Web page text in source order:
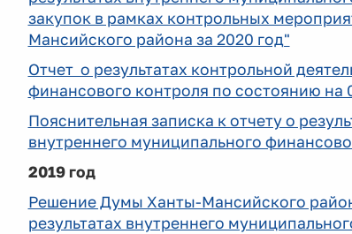
закупок в рамках контрольных
Мансийского района за 2020 год"
Отчет о результатах контрольной
финансового контроля по состоянию на
Пояснительная записка к отчету о
внутреннего муниципального
2019 год
Решение Думы Ханты-Мансийского
результатах внутреннего